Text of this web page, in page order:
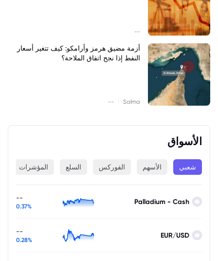
--
أزمة مضيق هرمز وأرامكو: كيف تتغير أسعار
النفط إذا نجح اتفاق الملاحة؟
Salma
--
الأسواق
شعبي الأسهم الفوركس السلع المؤشرات
Palladium - Cash
--
0.37%
EUR/USD
--
0.28%